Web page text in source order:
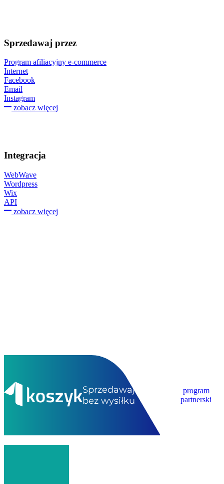
Sprzedawaj przez
Program afiliacyjny e-commerce
Internet
Facebook
Email
Instagram
zobacz więcej
Integracja
WebWave
Wordpress
Wix
API
zobacz więcej
Sprzedawaj
bez wysiłku
program
partnerski